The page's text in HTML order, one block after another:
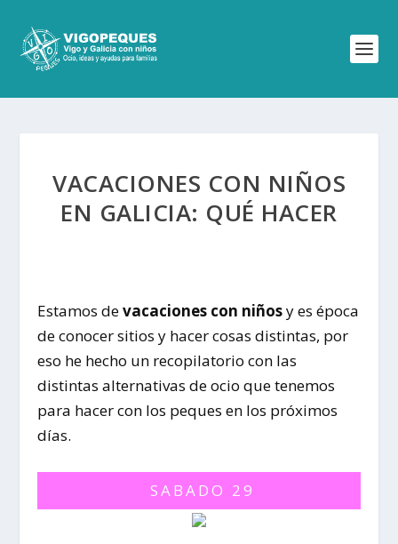
VACACIONES CON NIÑOS
EN GALICIA: QUÉ HACER
Estamos devacaciones con niñosy es época
de conocer sitios y hacer cosas distintas, por
eso he hecho un recopilatorio con las
distintas alternativas de ocio que tenemos
para hacer con los peques en los próximos
días.
SABADO 29